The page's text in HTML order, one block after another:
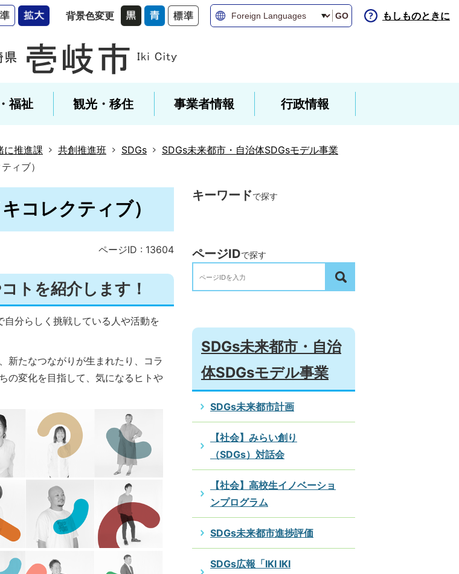
背景色変更 GO もしものときに
福祉 観光・移住 事業者情報 行政情報
に推進課 共創推進班 SDGs
SDGs未来都市・自治体SDGsモデル事業
ィブ）
コレクティブ）
ページID : 13604
トを紹介します！
分らしく挑戦している人や活動を
新たなつながりが生まれたり、コラ
の変化を目指して、気になるヒトや
キーワードで探す
ページIDで探す
SDGs未来都市・自治
体SDGsモデル事業
SDGs未来都市計画
【社会】みらい創り
（SDGs）対話会
【社会】高校生イノベーショ
ンプログラム
SDGs未来都市進捗評価
SDGs広報「IKI IKI